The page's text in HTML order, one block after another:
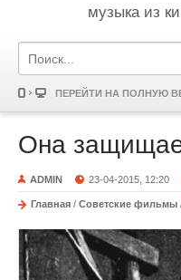
музыка из
ПЕРЕЙТИ НА ПОЛНУЮ
Она
ADMIN 23-04-2015, 12:20
Главная / Советские фильмы